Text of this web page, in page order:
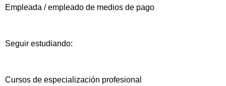
Empleada / empleado de medios de pago
Seguir estudiando:
Cursos de especialización profesional